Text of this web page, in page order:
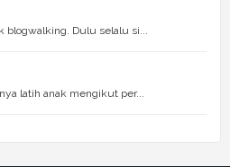
blogwalking. Dulu selalu si...
latih anak mengikut per...